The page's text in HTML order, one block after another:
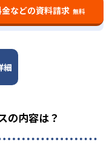
などの資料請求 無料
細
の内容は？